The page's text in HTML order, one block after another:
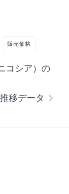
販売価格
コシア）の
移データ